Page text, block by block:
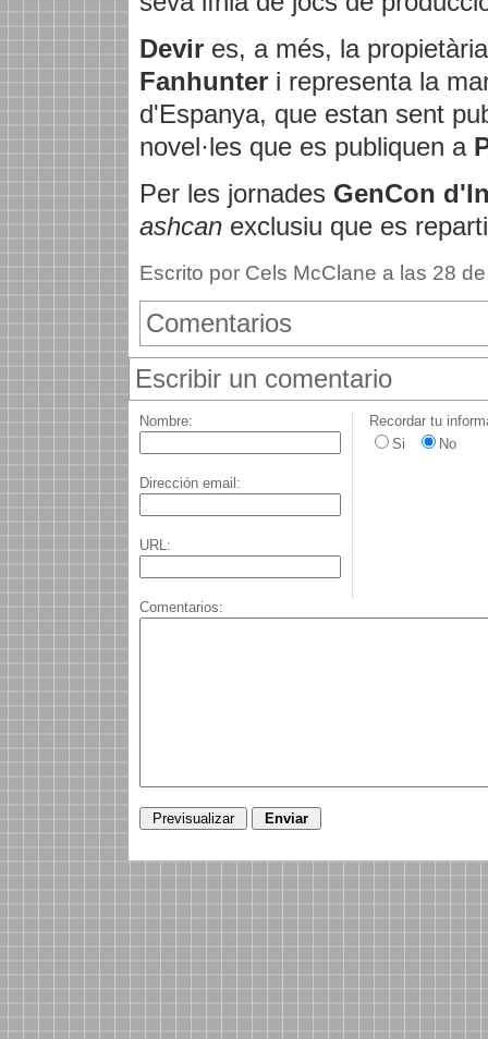
Devires, a més, la
Fanhunteri representa la
d'Espanya, que estan sent
novel·les que es publiquen a
Per les jornades GenCon
ashcanexclusiu que es
Escrito por Cels McClane a las 28
Comentarios
Escribir un comentario
Nombre:
Dirección email:
URL:
Recordar tu
Si
No
Comentarios: